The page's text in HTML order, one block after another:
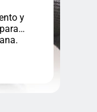
y